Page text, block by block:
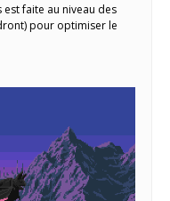
faite au niveau des
pour optimiser le